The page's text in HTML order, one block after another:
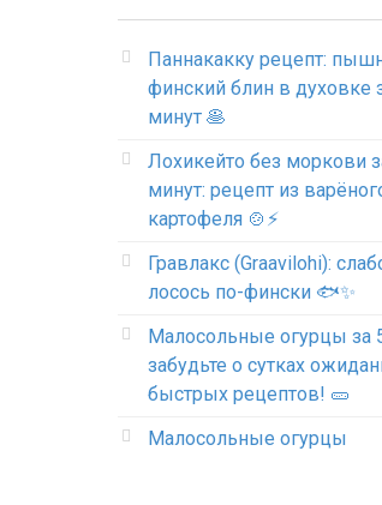
Паннакакку рецепт:
финский блин в духовке
минут 🥞
Лохикейто без моркови
минут: рецепт из
картофеля 🍲⚡
Гравлакс (Graavilohi):
лосось по-фински 🐟✨
Малосольные огурцы за
забудьте о сутках
быстрых рецептов! 🥒
Малосольные огурцы